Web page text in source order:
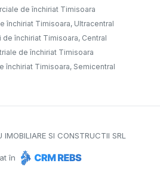
de închiriat Timisoara
închiriat Timisoara, Ultracentral
de închiriat Timisoara, Central
de închiriat Timisoara
închiriat Timisoara, Semicentral
IMOBILIARE SI CONSTRUCTII SRL
în